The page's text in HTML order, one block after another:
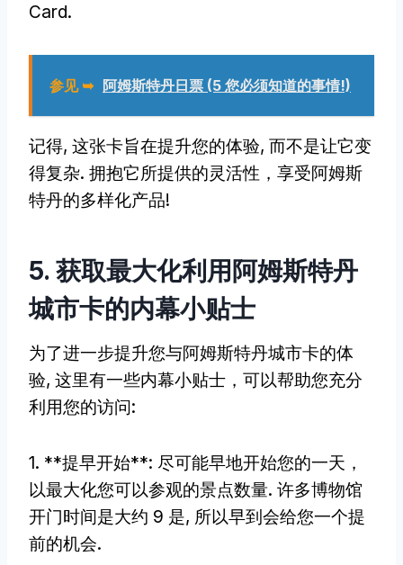
Card.
参见 ➥ 阿姆斯特丹日票 (5 您必须知道的事情!)
记得, 这张卡旨在提升您的体验, 而不是让它变
得复杂. 拥抱它所提供的灵活性，享受阿姆斯
特丹的多样化产品!
5. 获取最大化利用阿姆斯特丹
城市卡的内幕小贴士
为了进一步提升您与阿姆斯特丹城市卡的体
验, 这里有一些内幕小贴士，可以帮助您充分
利用您的访问:
1. **提早开始**: 尽可能早地开始您的一天，
以最大化您可以参观的景点数量. 许多博物馆
开门时间是大约 9 是, 所以早到会给您一个提
前的机会.